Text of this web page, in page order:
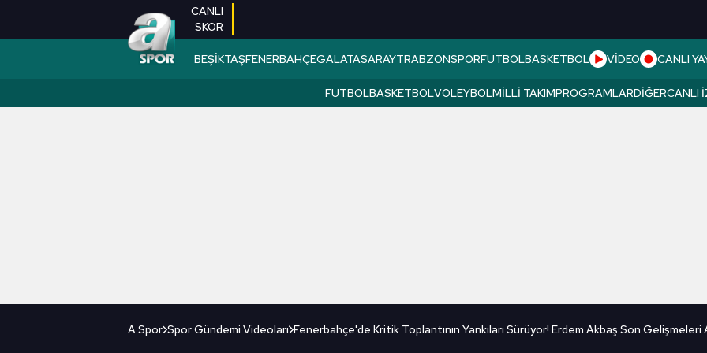
CANLI
SKOR
BEŞİKTAŞFENERBAHÇEGALATASARAYTRABZONSPORFUTBOLBASKETBOL VİDEO CANLI
FUTBOLBASKETBOLVOLEYBOLMILLI TAKIMPROGRAMLARDIĞERCANLI
A Spor Spor Gündemi Videoları Fenerbahçe'de Kritik Toplantının Yankıları Sürüyor! Erdem Akbaş Son Gelişmeleri